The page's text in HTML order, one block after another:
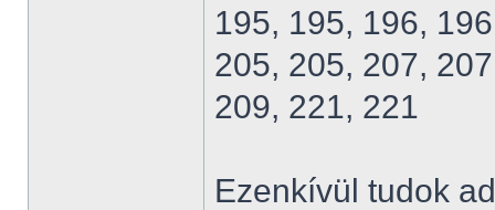
195, 195, 196,
205, 205, 207,
209, 221, 221
Ezenkívül tudok